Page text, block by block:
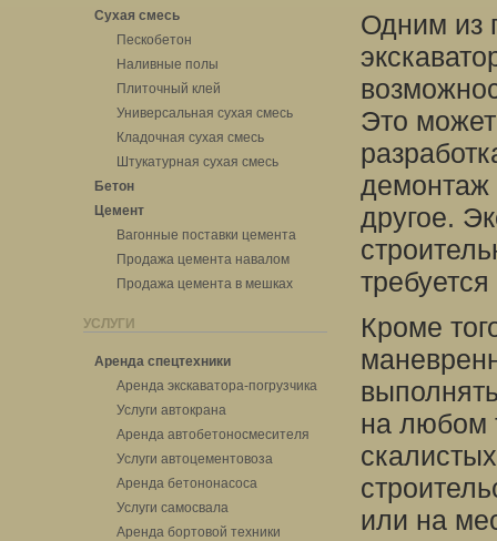
Сухая смесь
Пескобетон
Наливные полы
Плиточный клей
Универсальная сухая смесь
Кладочная сухая смесь
Штукатурная сухая смесь
Бетон
Цемент
Вагонные поставки цемента
Продажа цемента навалом
Продажа цемента в мешках
УСЛУГИ
Аренда спецтехники
Аренда экскаватора-погрузчика
Услуги автокрана
Аренда автобетоносмесителя
Услуги автоцементовоза
Аренда бетононасоса
Услуги самосвала
Аренда бортовой техники
Одним из
Это
демонтаж
другое.
Кроме
на любом
или на